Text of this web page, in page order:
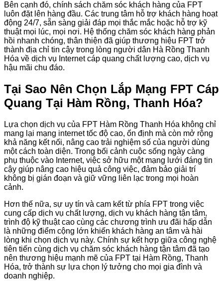
Bên cạnh đó, chính sách chăm sóc khách hàng của FPT
luôn đặt lên hàng đầu. Các trung tâm hỗ trợ khách hàng hoạt
động 24/7, sẵn sàng giải đáp mọi thắc mắc hoặc hỗ trợ kỹ
thuật mọi lúc, mọi nơi. Hệ thống chăm sóc khách hàng phản
hồi nhanh chóng, thân thiện đã giúp thương hiệu FPT trở
thành địa chỉ tin cậy trong lòng người dân Hà Rồng Thanh
Hóa về dịch vụ Internet cáp quang chất lượng cao, dịch vụ
hậu mãi chu đáo.
Tại Sao Nên Chọn Lắp Mạng FPT Cáp
Quang Tại Hàm Rồng, Thanh Hóa?
Lựa chọn dịch vụ của FPT Hàm Rồng Thanh Hóa không chỉ
mang lại mạng internet tốc độ cao, ổn định mà còn mở rộng
khả năng kết nối, nâng cao trải nghiệm số của người dùng
một cách toàn diện. Trong bối cảnh cuộc sống ngày càng
phụ thuộc vào Internet, việc sở hữu một mạng lưới đáng tin
cậy giúp nâng cao hiệu quả công việc, đảm bảo giải trí
không bị gián đoạn và giữ vững liên lạc trong mọi hoàn
cảnh.
Hơn thế nữa, sự uy tín và cam kết từ phía FPT trong việc
cung cấp dịch vụ chất lượng, dịch vụ khách hàng tận tâm,
trình độ kỹ thuật cao cùng các chương trình ưu đãi hấp dẫn
là những điểm cộng lớn khiến khách hàng an tâm và hài
lòng khi chọn dịch vụ này. Chính sự kết hợp giữa công nghệ
tiên tiến cùng dịch vụ chăm sóc khách hàng tận tâm đã tạo
nên thương hiệu mạnh mẽ của FPT tại Hàm Rồng, Thanh
Hóa, trở thành sự lựa chọn lý tưởng cho mọi gia đình và
doanh nghiệp.